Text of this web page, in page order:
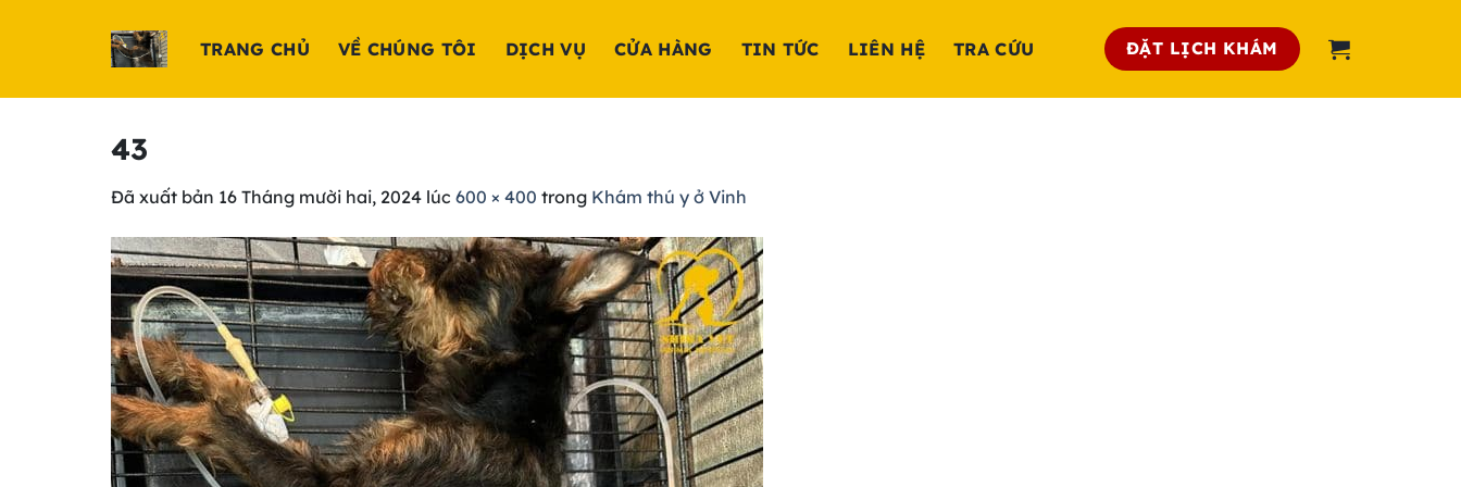
dung
TRANG CHỦ VỀ CHÚNG TÔI DỊCH VỤ CỬA HÀNG TIN TỨC LIÊN HỆ TRA CỨU ĐẶT LỊCH KHÁM
43
Đã xuất bản 16 Tháng mười hai, 2024 lúc 600 × 400 trong Khám thú y ở Vinh